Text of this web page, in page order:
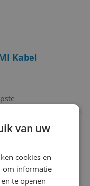
Kabel
van uw
cookies en
om informatie
te openen